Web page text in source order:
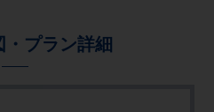
・プラン詳細